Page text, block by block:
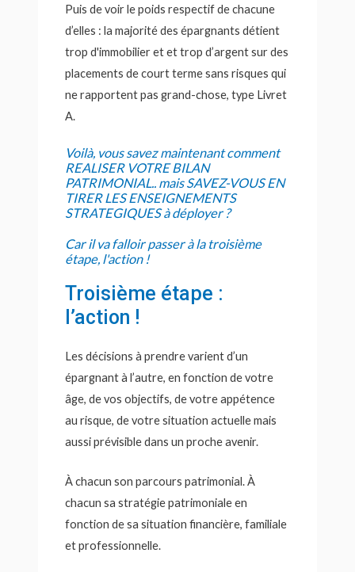
Puis de voir le poids respectif de chacune
d’elles : la majorité des épargnants détient
trop d'immobilier et et trop d’argent sur des
placements de court terme sans risques qui
ne rapportent pas grand-chose, type Livret
A.
Voilà, vous savez maintenant comment
REALISER VOTRE BILAN
PATRIMONIAL.. mais SAVEZ-VOUS EN
TIRER LES ENSEIGNEMENTS
STRATEGIQUES à déployer ?
Car il va falloir passer à la troisième
étape, l'action !
Troisième étape :
l’action !
Les décisions à prendre varient d’un
épargnant à l’autre, en fonction de votre
âge, de vos objectifs, de votre appétence
au risque, de votre situation actuelle mais
aussi prévisible dans un proche avenir.
À chacun son parcours patrimonial. À
chacun sa stratégie patrimoniale en
fonction de sa situation financière, familiale
et professionnelle.